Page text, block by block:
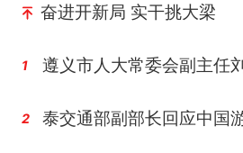
奋进开新局 实干挑大梁
1
2